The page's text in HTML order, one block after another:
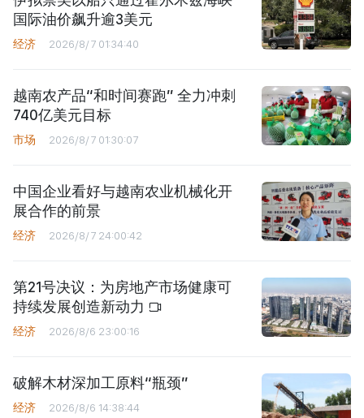
国际油价飙升逾3美元
经济 2026/8/7 01:34:40
越南农产品“和时间赛跑” 全力冲刺
740亿美元目标
市场 2026/8/7 01:30:07
中国企业看好与越南农业机械化开
展合作的前景
经济 2026/8/7 24:00:42
第21号决议：为房地产市场健康可
持续发展创造新动力
经济 2026/8/6 23:00:16
破解木材深加工原料“瓶颈”
经济 2026/8/6 14:38:44